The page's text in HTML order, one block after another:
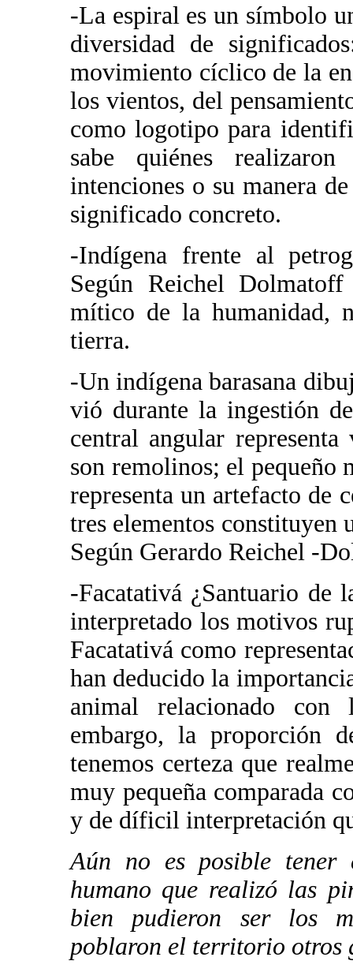
-La espiral es un símbolo
diversidad de
movimiento cíclico de la
los vientos, del
como logotipo para
sabe quiénes
intenciones o su manera
significado concreto.
-Indígena frente al
Según Reichel
mítico de la humanidad,
tierra.
-Un indígena barasana
vió durante la ingestión
central angular
son remolinos; el pequeño
representa un artefacto de
tres elementos constituyen
Según Gerardo Reichel -
-Facatativá ¿Santuario de
interpretado los motivos
Facatativá como
han deducido la
animal relacionado
embargo, la proporción
tenemos certeza que
muy pequeña comparada
y de díficil interpretación
Aún no es posible
humano que realizó las
bien pudieron ser los
poblaron el territorio otros